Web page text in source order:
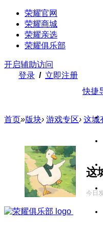
荣耀官网
荣耀商城
荣耀亲选
荣耀俱乐部
开启辅助访问
登录 / 立即注册
快捷
首页»版块› 游戏专区› 这城
这
今日